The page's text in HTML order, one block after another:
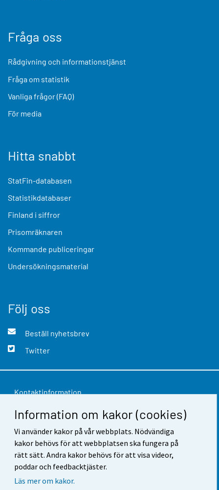
Information om kakor (cookies)
Vi använder kakor på vår webbplats. Nödvändiga
kakor behövs för att webbplatsen ska fungera på
rätt sätt. Andra kakor behövs för att visa videor,
poddar och feedbacktjäster.
Läs mer om kakor.
Fråga oss
Rådgivning och informationstjänst
Fråga om statistik
Vanliga frågor (FAQ)
För media
Hitta snabbt
StatFin-databasen
Statistikdatabaser
Finland i siffror
Prisomräknaren
Kommande publiceringar
Undersökningsmaterial
Följ oss
Beställ nyhetsbrev
Twitter
Kontaktinformation
Respons
Användarvillkor
Dataskydd
Tillgänglighet